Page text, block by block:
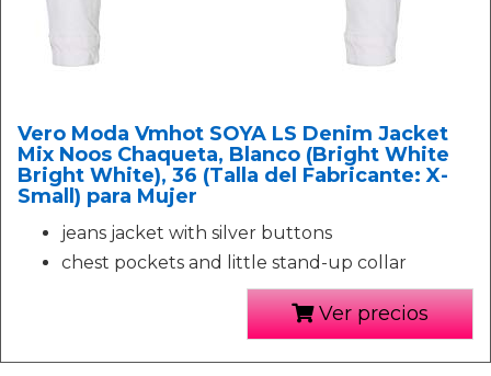
Vero Moda Vmhot SOYA LS Denim Jacket
Mix Noos Chaqueta, Blanco (Bright White
Bright White), 36 (Talla del Fabricante: X-
Small) para Mujer
jeans jacket with silver buttons
chest pockets and little stand-up collar
Ver precios